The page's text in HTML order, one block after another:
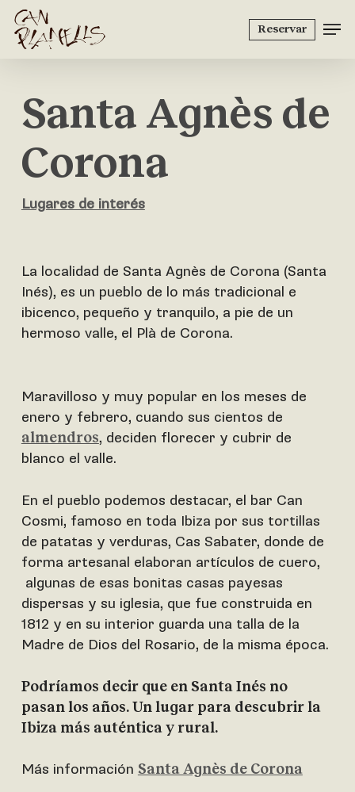
Skip
main
Reservar
Santa Agnès de
Corona
Lugares de interés
La localidad de Santa Agnès de Corona (Santa
Inés), es un pueblo de lo más tradicional e
ibicenco, pequeño y tranquilo, a pie de un
hermoso valle, el Plà de Corona.
Maravilloso y muy popular en los meses de
enero y febrero, cuando sus cientos de
almendros, deciden florecer y cubrir de
blanco el valle.
En el pueblo podemos destacar, el bar Can
Cosmi, famoso en toda Ibiza por sus tortillas
de patatas y verduras, Cas Sabater, donde de
forma artesanal elaboran artículos de cuero,
algunas de esas bonitas casas payesas
dispersas y su iglesia, que fue construida en
1812 y en su interior guarda una talla de la
Madre de Dios del Rosario, de la misma época.
Podríamos decir que en Santa Inés no
pasan los años. Un lugar para descubrir la
Ibiza más auténtica y rural.
Más información Santa Agnès de Corona